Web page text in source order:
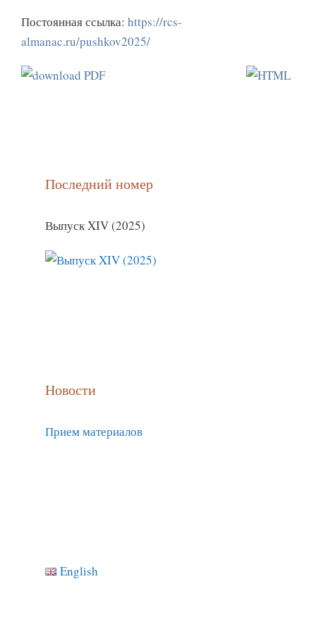
Постоянная ссылка: https://rcs-
almanac.ru/pushkov2025/
Последний номер
Выпуск XIV (2025)
Новости
Прием материалов
English